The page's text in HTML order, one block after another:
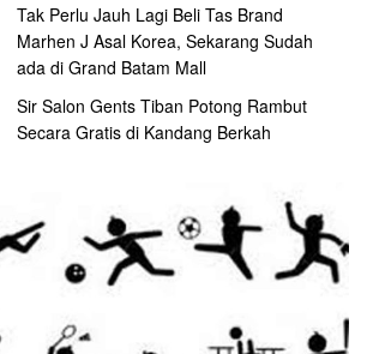
Tak Perlu Jauh Lagi Beli Tas Brand
Marhen J Asal Korea, Sekarang Sudah
ada di Grand Batam Mall
Sir Salon Gents Tiban Potong Rambut
Secara Gratis di Kandang Berkah